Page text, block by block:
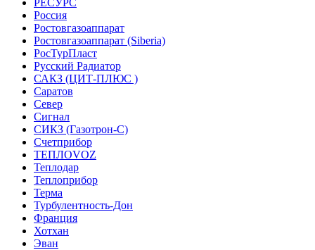
РЕСУРС
Россия
Ростовгазоаппарат
Ростовгазоаппарат (Siberia)
РосТурПласт
Русский Радиатор
САКЗ (ЦИТ-ПЛЮС )
Саратов
Север
Сигнал
СИКЗ (Газотрон-С)
Счетприбор
ТЕПЛОVOZ
Теплодар
Теплоприбор
Терма
Турбулентность-Дон
Франция
Хотхан
Эван